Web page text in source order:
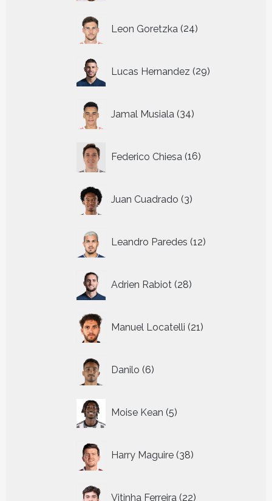
Leon Goretzka 24
producten
Lucas Hernandez 29
producten
Jamal Musiala 34
producten
Federico Chiesa 16
producten
Juan Cuadrado 3
producten
Leandro Paredes 12
producten
Adrien Rabiot 28
producten
Manuel Locatelli 21
producten
Danilo 6
producten
Moise Kean 5
producten
Harry Maguire 38
producten
Vitinha Ferreira 22